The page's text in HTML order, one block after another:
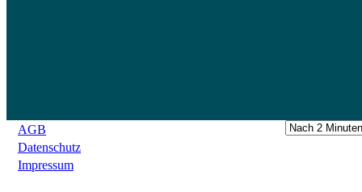
AGB
Datenschutz
Impressum